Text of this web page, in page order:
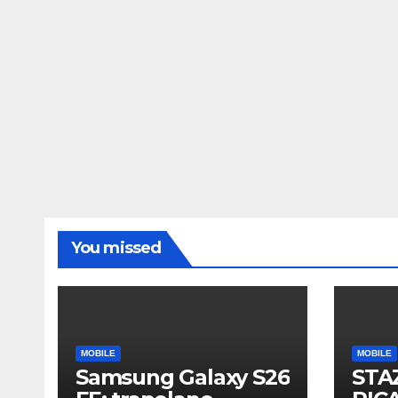
You missed
MOBILE
Samsung Galaxy S26
MOBILE